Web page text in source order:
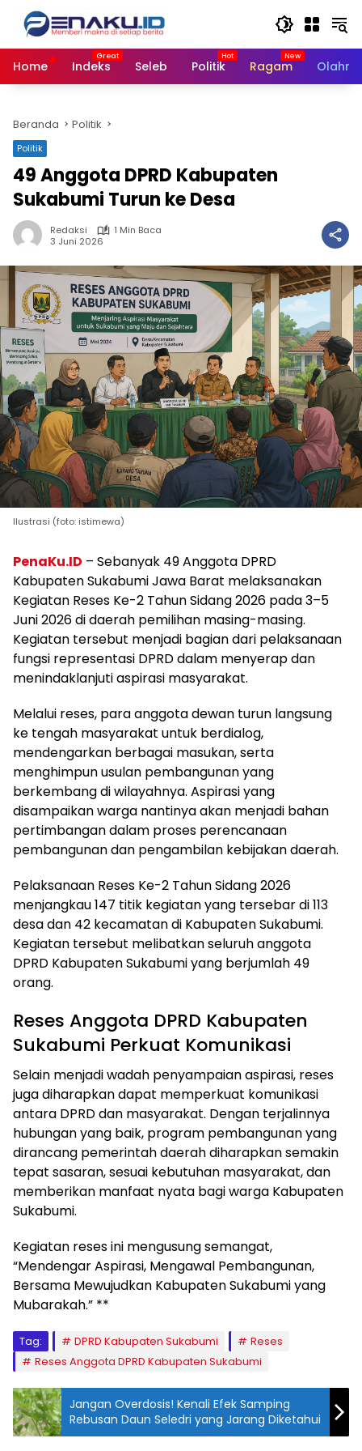
Langsung
konten
Home
Indeks Seleb Politik Ragam
Beranda Politik
Politik
49 Anggota DPRD Kabupaten
Sukabumi Turun ke Desa
Redaksi
1 Min Baca
3 Juni 2026
Ilustrasi (foto: istimewa)
PenaKu.ID – Sebanyak 49 Anggota DPRD
Kabupaten Sukabumi Jawa Barat melaksanakan
Kegiatan Reses Ke-2 Tahun Sidang 2026 pada 3–5
Juni 2026 di daerah pemilihan masing-masing.
Kegiatan tersebut menjadi bagian dari pelaksanaan
fungsi representasi DPRD dalam menyerap dan
menindaklanjuti aspirasi masyarakat.
Melalui reses, para anggota dewan turun langsung
ke tengah masyarakat untuk berdialog,
mendengarkan berbagai masukan, serta
menghimpun usulan pembangunan yang
berkembang di wilayahnya. Aspirasi yang
disampaikan warga nantinya akan menjadi bahan
pertimbangan dalam proses perencanaan
pembangunan dan pengambilan kebijakan daerah.
Pelaksanaan Reses Ke-2 Tahun Sidang 2026
menjangkau 147 titik kegiatan yang tersebar di 113
desa dan 42 kecamatan di Kabupaten Sukabumi.
Kegiatan tersebut melibatkan seluruh anggota
DPRD Kabupaten Sukabumi yang berjumlah 49
orang.
Reses Anggota DPRD Kabupaten
Sukabumi Perkuat Komunikasi
Selain menjadi wadah penyampaian aspirasi, reses
juga diharapkan dapat memperkuat komunikasi
antara DPRD dan masyarakat. Dengan terjalinnya
hubungan yang baik, program pembangunan yang
dirancang pemerintah daerah diharapkan semakin
tepat sasaran, sesuai kebutuhan masyarakat, dan
memberikan manfaat nyata bagi warga Kabupaten
Sukabumi.
Kegiatan reses ini mengusung semangat,
“Mendengar Aspirasi, Mengawal Pembangunan,
Bersama Mewujudkan Kabupaten Sukabumi yang
Mubarakah.” **
Tag: DPRD Kabupaten Sukabumi
Reses
Reses Anggota DPRD Kabupaten Sukabumi
Jangan Overdosis! Kenali Efek Samping
Rebusan Daun Seledri yang Jarang Diketahui